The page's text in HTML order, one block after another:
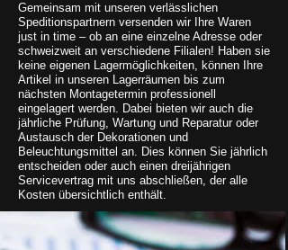
Gemeinsam mit unseren verlässlichen
Speditionspartnern versenden wir Ihre Waren
just in time – ob an eine einzelne Adresse oder
schweizweit an verschiedene Filialen! Haben sie
keine eigenen Lagermöglichkeiten, können Ihre
Artikel in unseren Lagerräumen bis zum
nächsten Montagetermin professionell
eingelagert werden. Dabei bieten wir auch die
jährliche Prüfung, Wartung und Reparatur oder
Austausch der Dekorationen und
Beleuchtungsmittel an. Dies können Sie jährlich
entscheiden oder auch einen dreijährigen
Servicevertrag mit uns abschließen, der alle
Kosten übersichtlich enthält.